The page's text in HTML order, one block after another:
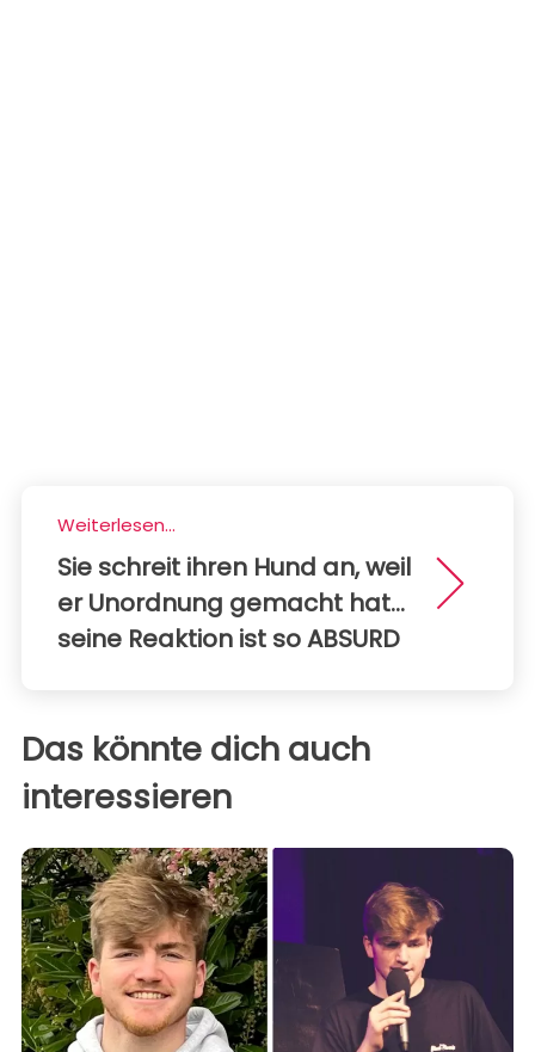
Weiterlesen...
Sie schreit ihren Hund an, weil
er Unordnung gemacht hat...
seine Reaktion ist so ABSURD
Das könnte dich auch
interessieren